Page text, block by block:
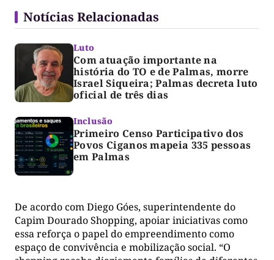
Notícias Relacionadas
Luto
Com atuação importante na
história do TO e de Palmas, morre
Israel Siqueira; Palmas decreta luto
oficial de três dias
Inclusão
Primeiro Censo Participativo dos
Povos Ciganos mapeia 335 pessoas
em Palmas
De acordo com Diego Góes, superintendente do
Capim Dourado Shopping, apoiar iniciativas como
essa reforça o papel do empreendimento como
espaço de convivência e mobilização social. “O